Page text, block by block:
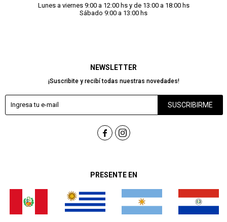
PRESENTE EN
NEWSLETTER
¡Suscribite y recibí todas nuestras novedades!
SUSCRIBIRME
 
Lunes a viernes 9:00 a 12:00 hs y de 13:00 a 18:00 hs
Sábado 9:00 a 13:00 hs